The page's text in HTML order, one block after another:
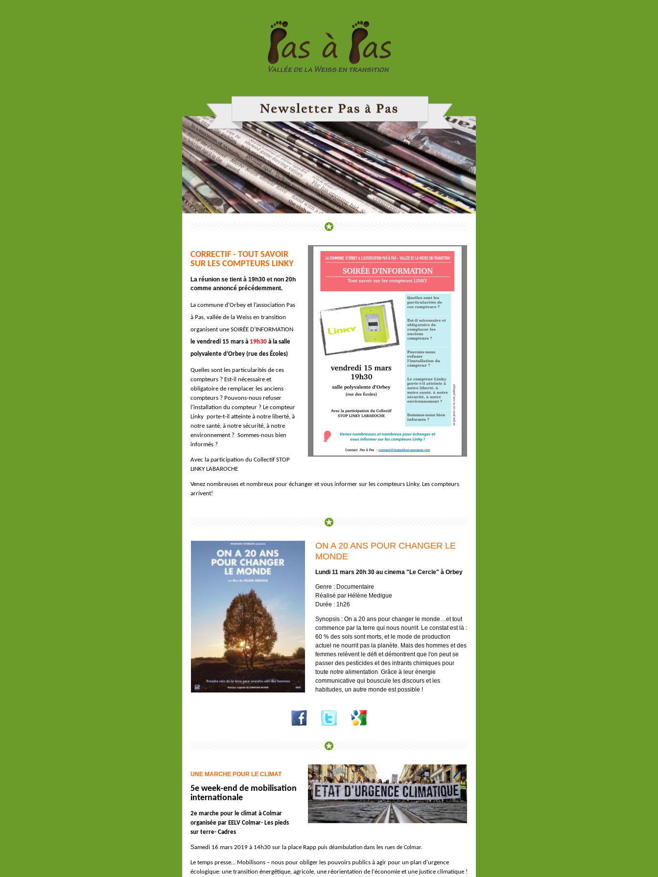
CORRECTIF - TOUT SAVOIR
SUR LES COMPTEURS LINKY
La réunion se tient à 19h30 et non 20h
comme annoncé précédemment.
La commune d'Orbey et l’association Pas
à Pas, vallée de la Weiss en transition
organisent une SOIRÉE D’INFORMATION
le vendredi 15 mars à 19h30 à la salle
polyvalente d’Orbey (rue des Écoles)
Quelles sont les particularités de ces
compteurs ? Est-il nécessaire et
obligatoire de remplacer les anciens
compteurs ? Pouvons-nous refuser
l’installation du compteur ? Le compteur
Linky porte-t-il atteinte à notre liberté, à
notre santé, à notre sécurité, à notre
environnement ? Sommes-nous bien
informés ?
Avec la participation du Collectif STOP
LINKY LABAROCHE
Venez nombreuses et nombreux pour échanger et vous informer sur les compteurs Linky. Les compteurs
arrivent!
ON A 20 AN­S POUR C­HAN­GER LE
MON­DE
Lundi 11 mars 20h 30 au cinema "Le Cercle" à Orbey
Genre : Documentaire
Réalisé par Hélène Medigue
Durée : 1h26
Synopsis : On a 20 ans pour changer le monde…et tout
commence par la terre qui nous nourrit. Le constat est là :
60 % des sols sont morts, et le mode de production
actuel ne nourrit pas la planète. Mais des hommes et des
femmes relèvent le défi et démontrent que l'on peut se
passer des pesticides et des intrants chimiques pour
toute notre alimentation. Grâce à leur énergie
communicative qui bouscule les discours et les
habitudes, un autre monde est possible !
UNE MARCHE POUR LE CLIMAT
5e week-end de mobilisation
internationale
2e marche pour le climat à Colmar
organisée par EELV Colmar- Les pieds
sur terre- Cadres
Samedi 16 mars 2019 à 14h30 sur la place Rapp puis déambulation dans les rues de Colmar.
Le temps presse… Mobilisons – nous pour obliger les pouvoirs publics à agir pour un plan d'urgence
écologique: une transition énergétique, agricole, une réorientation de l'économie et une justice climatique !